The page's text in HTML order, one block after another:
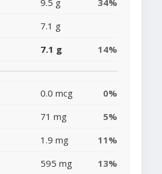
9.5 g
34%
7.1 g
7.1 g 14%
0.0 mcg
0%
71 mg
5%
1.9 mg
11%
595 mg 13%